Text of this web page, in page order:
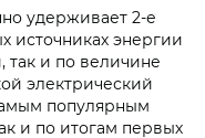
удерживает 2-е
источниках энергии
так и по величине
электрический
популярным
и по итогам первых